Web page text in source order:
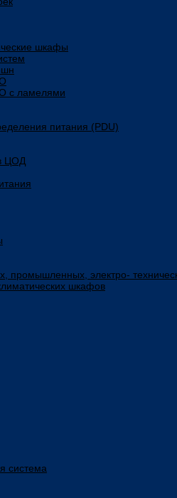
шкафы
с ламелями
питания (PDU)
ЦОД
промышленных, электро-
шкафов
система